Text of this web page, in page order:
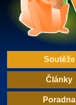
Soutěže
Články
Poradna